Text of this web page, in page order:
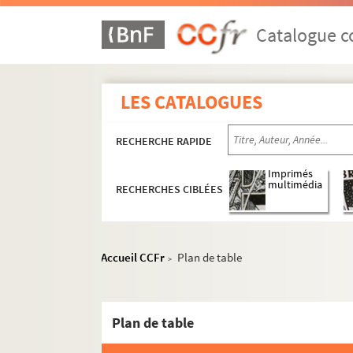
Catalogue
LES CATALOGUES
RECHERCHE RAPIDE
RECHERCHES CIBLÉES
Imprimés
multimédia
Accueil CCFr > Plan de table
Plan de table